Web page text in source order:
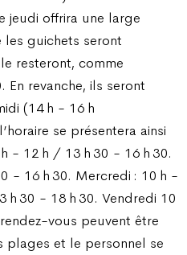
jeudi offrira une large
guichets seront
resteront, comme
En revanche, ils seront
(14 h - 16 h
se présentera ainsi
- 12 h / 13 h 30 - 16 h 30.
- 16 h 30. Mercredi : 10 h -
h 30 - 18 h 30. Vendredi 10
vous peuvent être
plages et le personnel se